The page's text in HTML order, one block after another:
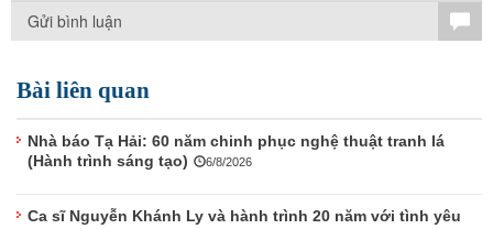
Gửi bình luận
Bài liên quan
Nhà báo Tạ Hải: 60 năm chinh phục nghệ thuật tranh lá
(Hành trình sáng tạo)
6/8/2026
Ca sĩ Nguyễn Khánh Ly và hành trình 20 năm với tình yêu